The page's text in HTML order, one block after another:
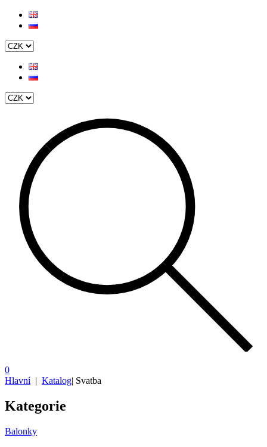
0
Hlavní | Katalog| Svatba
Kategorie
Balonky